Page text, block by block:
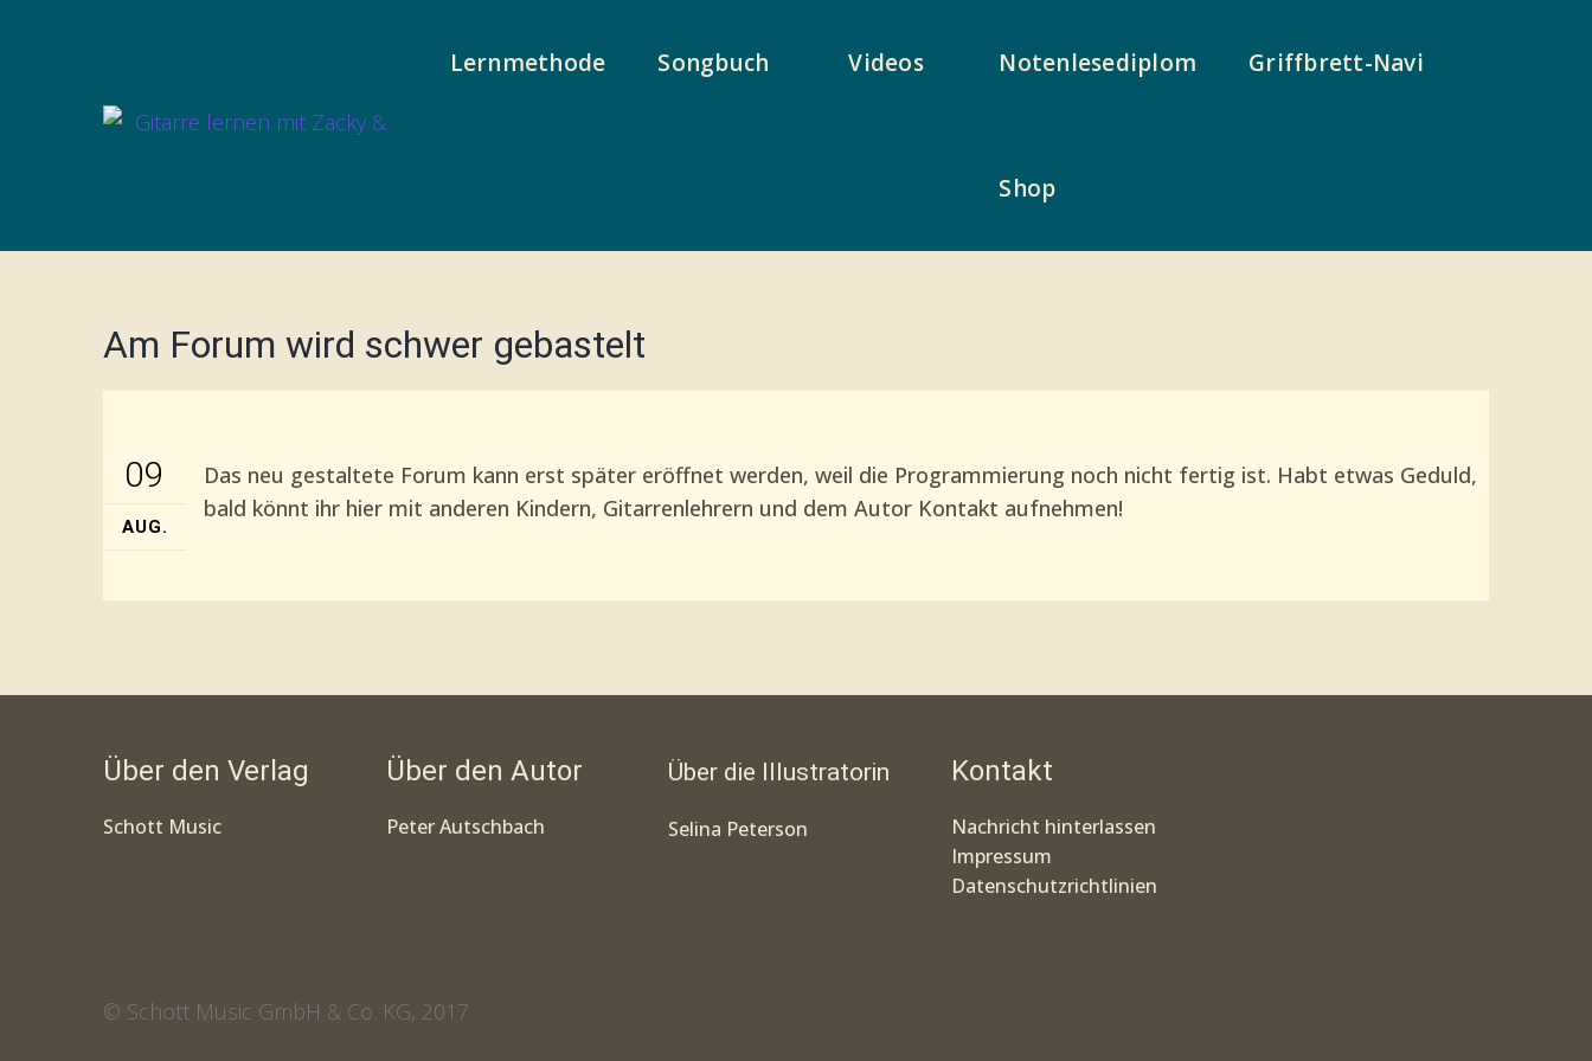
Lernmethode Songbuch Videos Notenlesediplom Griffbrett-Navi
Shop
Am Forum wird schwer gebastelt
09
AUG.
Das neu gestaltete Forum kann erst später eröffnet werden, weil die Programmierung noch nicht fertig ist. Habt etwas Geduld,
bald könnt ihr hier mit anderen Kindern, Gitarrenlehrern und dem Autor Kontakt aufnehmen!
Über den Verlag
Schott Music
Über den Autor
Peter Autschbach
Über die Illustratorin
Selina Peterson
Kontakt
Nachricht hinterlassen
Impressum
Datenschutzrichtlinien
© Schott Music GmbH & Co. KG, 2017